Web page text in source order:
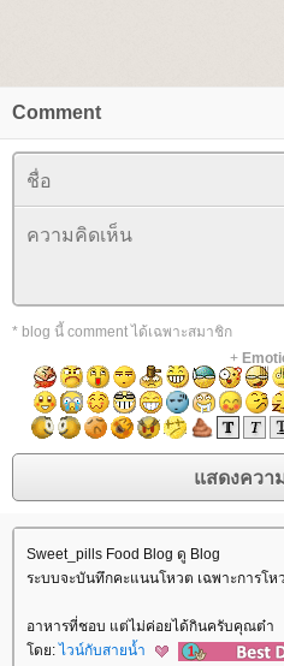
Comment
* blog นี้ comment ได้เฉพาะสมาชิก
+
Sweet_pills Food Blog ดู Blog
ระบบจะบันทึกคะแนนโหวต เฉพาะการโ
อาหารที่ชอบ แต่ไม่ค่อยได้กินครับคุณต๋า
ดย: ไวน์กับสายน้ำ